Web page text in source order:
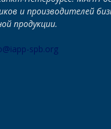
и производителей
продукции.
spb.org